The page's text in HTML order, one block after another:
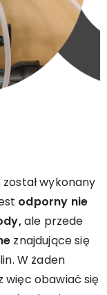
wykonany
odporny nie
ale przede
znajdujące się
W żaden
więc obawiać się